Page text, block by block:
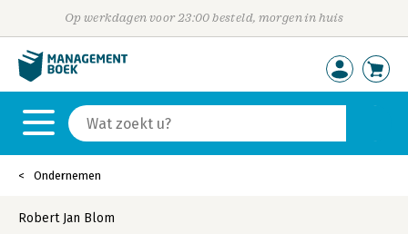
Op werkdagen voor 23:00 besteld, morgen in huis
Ondernemen
Robert Jan Blom